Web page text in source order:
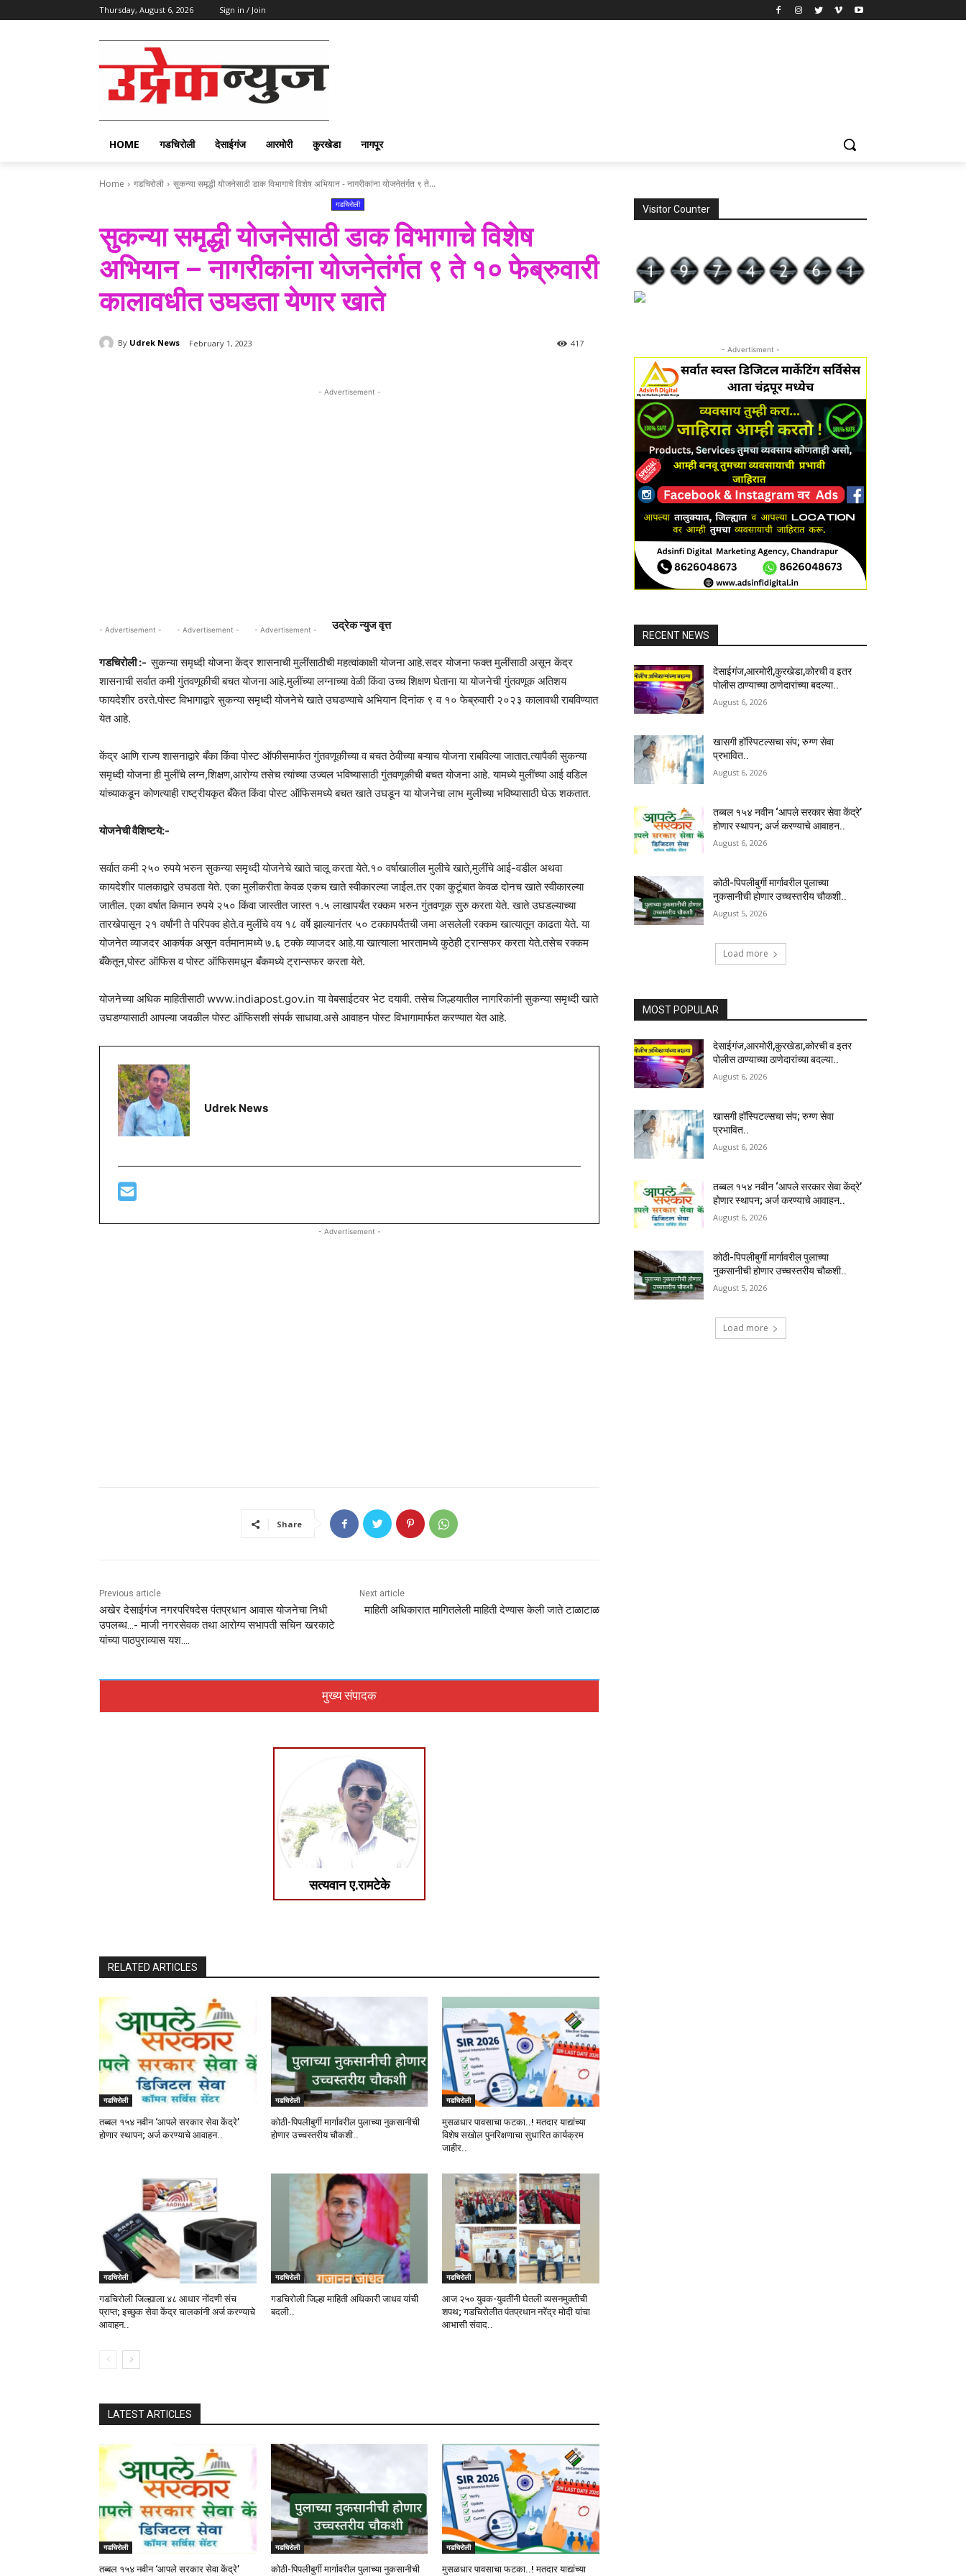
Thursday, August 6, 2026 Sign in / Join
HOME गडचिरोली देसाईगंज आरमोरी कुरखेडा नागपूर
Home गडचिरोली सुकन्या समृद्धी योजनेसाठी डाक विभागाचे विशेष अभियान - नागरीकांना योजनेतंर्गत ९ ते...
गडचिरोली
सुकन्या समृद्धी योजनेसाठी डाक विभागाचे विशेष
अभियान – नागरीकांना योजनेतंर्गत ९ ते १० फेब्रुवारी
कालावधीत उघडता येणार खाते
By Udrek News February 1, 2023 417
- Advertisement -
- Advertisement - - Advertisement - - Advertisement - उद्रेक न्युज वृत्त
गडचिरोली :-सुकन्या समृध्दी योजना केंद्र शासनाची मुलींसाठीची महत्वांकाक्षी योजना आहे.सदर योजना फक्त मुलींसाठी असून केंद्र
शासनाची सर्वात कमी गुंतवणूकीची बचत योजना आहे.मुलींच्या लग्नाच्या वेळी किंवा उच्च शिक्षण घेताना या योजनेची गुंतवणूक अतिशय
फायदेशीर ठरते.पोस्ट विभागाद्वारे सुकन्या समृध्दी योजनेचे खाते उघडण्याचे अभियान दिनांक ९ व १० फेब्रुवारी २०२३ कालावधी राबविण्यात
येत आहे.
केंद्र आणि राज्य शासनाद्वारे बँका किंवा पोस्ट ऑफीसमार्फत गुंतवणूकीच्या व बचत ठेवीच्या बऱ्याच योजना राबविल्या जातात.त्यापैकी सुकन्या
समृध्दी योजना ही मुलींचे लग्न,शिक्षण,आरोग्य तसेच त्यांच्या उज्वल भविष्यासाठी गुंतवणूकीची बचत योजना आहे. यामध्ये मुलींच्या आई वडिल
यांच्याकडून कोणत्याही राष्ट्रीयकृत बँकेत किंवा पोस्ट ऑफिसमध्ये बचत खाते उघडून या योजनेचा लाभ मुलीच्या भविष्यासाठी घेऊ शकतात.
योजनेची वैशिष्टये:-
सर्वात कमी २५० रुपये भरुन सुकन्या समृध्दी योजनेचे खाते चालू करता येते.१० वर्षाखालील मुलीचे खाते,मुलींचे आई-वडील अथवा
कायदेशीर पालकाद्वारे उघडता येते. एका मुलीकरीता केवळ एकच खाते स्वीकारल्या जाईल.तर एका कुटूंबात केवळ दोनच खाते स्वीकारल्या
जातील. एका वर्षात किमान रुपये २५० किंवा जास्तीत जास्त १.५ लाखापर्यंत रक्कम भरुन गुंतवणूक सुरु करता येते. खाते उघडल्याच्या
तारखेपासून २१ वर्षांनी ते परिपक्व होते.व मुलींचे वय १८ वर्षे झाल्यानंतर ५० टक्कापर्यंतची जमा असलेली रक्कम खात्यातून काढता येते. या
योजनेत व्याजदर आकर्षक असून वर्तमानामध्ये ७.६ टक्के व्याजदर आहे.या खात्याला भारतामध्ये कुठेही ट्रान्सफर करता येते.तसेच रक्कम
बँकेतून,पोस्ट ऑफिस व पोस्ट ऑफिसमधून बँकमध्ये ट्रान्सफर करता येते.
योजनेच्या अधिक माहितीसाठी www.indiapost.gov.in या वेबसाईटवर भेट दयावी. तसेच जिल्हयातील नागरिकांनी सुकन्या समृध्दी खाते
उघडण्यासाठी आपल्या जवळील पोस्ट ऑफिसशी संपर्क साधावा.असे आवाहन पोस्ट विभागामार्फत करण्यात येत आहे.
Udrek News
- Advertisement -
Share
Previous article
अखेर देसाईगंज नगरपरिषदेस पंतप्रधान आवास योजनेचा निधी
उपलब्ध…- माजी नगरसेवक तथा आरोग्य सभापती सचिन खरकाटे
यांच्या पाठपुराव्यास यश….
Next article
माहिती अधिकारात मागितलेली माहिती देण्यास केली जाते टाळाटाळ
मुख्य संपादक
सत्यवान ए.रामटेके
RELATED ARTICLES
गडचिरोली
तब्बल १५४ नवीन ‘आपले सरकार सेवा केंद्रे’
होणार स्थापन; अर्ज करण्याचे आवाहन..
गडचिरोली
कोठी-पिपलीबुर्गी मार्गावरील पुलाच्या नुकसानीची
होणार उच्चस्तरीय चौकशी..
गडचिरोली
मुसळधार पावसाचा फटका..! मतदार याद्यांच्या
विशेष सखोल पुनरिक्षणाचा सुधारित कार्यक्रम
जाहीर..
गडचिरोली
गडचिरोली जिल्ह्याला ४८ आधार नोंदणी संच
प्राप्त; इच्छुक सेवा केंद्र चालकांनी अर्ज करण्याचे
आवाहन..
गडचिरोली
गडचिरोली जिल्हा माहिती अधिकारी जाधव यांची
बदली..
गडचिरोली
आज २५० युवक-युवतींनी घेतली व्यसनमुक्तीची
शपथ; गडचिरोलीत पंतप्रधान नरेंद्र मोदी यांचा
आभासी संवाद..
LATEST ARTICLES
गडचिरोली
तब्बल १५४ नवीन ‘आपले सरकार सेवा केंद्रे’
गडचिरोली
कोठी-पिपलीबुर्गी मार्गावरील पुलाच्या नुकसानीची
गडचिरोली
मुसळधार पावसाचा फटका..! मतदार याद्यांच्या
Visitor Counter
- Advertisment -
RECENT NEWS
देसाईगंज,आरमोरी,कुरखेडा,कोरची व इतर
पोलीस ठाण्याच्या ठाणेदारांच्या बदल्या..
August 6, 2026
खासगी हॉस्पिटल्सचा संप; रुग्ण सेवा
प्रभावित..
August 6, 2026
तब्बल १५४ नवीन ‘आपले सरकार सेवा केंद्रे’
होणार स्थापन; अर्ज करण्याचे आवाहन..
August 6, 2026
कोठी-पिपलीबुर्गी मार्गावरील पुलाच्या
नुकसानीची होणार उच्चस्तरीय चौकशी..
August 5, 2026
Load more
MOST POPULAR
देसाईगंज,आरमोरी,कुरखेडा,कोरची व इतर
पोलीस ठाण्याच्या ठाणेदारांच्या बदल्या..
August 6, 2026
खासगी हॉस्पिटल्सचा संप; रुग्ण सेवा
प्रभावित..
August 6, 2026
तब्बल १५४ नवीन ‘आपले सरकार सेवा केंद्रे’
होणार स्थापन; अर्ज करण्याचे आवाहन..
August 6, 2026
कोठी-पिपलीबुर्गी मार्गावरील पुलाच्या
नुकसानीची होणार उच्चस्तरीय चौकशी..
August 5, 2026
Load more